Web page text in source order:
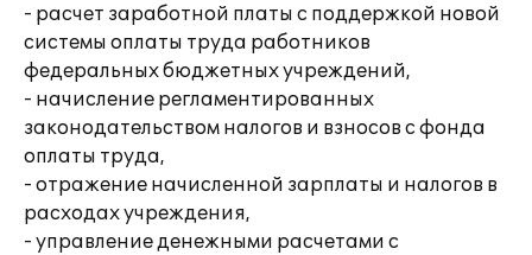
- расчет заработной платы с поддержкой новой
системы оплаты труда работников
федеральных бюджетных учреждений,
- начисление регламентированных
законодательством налогов и взносов с фонда
оплаты труда,
- отражение начисленной зарплаты и налогов в
расходах учреждения,
- управление денежными расчетами с